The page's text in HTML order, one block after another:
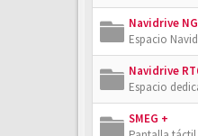
Navidrive
Espacio
Navidrive
Espacio
SMEG +